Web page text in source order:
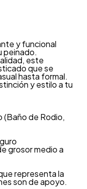
y funcional
peinado.
este
que se
hasta formal.
y estilo a tu
(Baño de Rodio,
grosor medio a
representa la
son de apoyo.